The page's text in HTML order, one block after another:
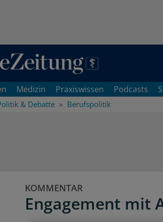
Medizin Praxiswissen Podcasts
& Debatte Berufspolitik
KOMMENTAR
Engagement mit